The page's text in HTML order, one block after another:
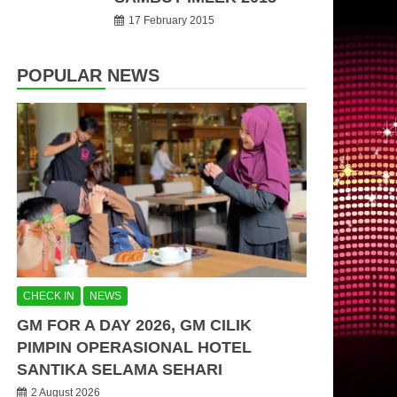
17 February 2015
POPULAR NEWS
CHECK IN NEWS
GM FOR A DAY 2026, GM CILIK
PIMPIN OPERASIONAL HOTEL
SANTIKA SELAMA SEHARI
2 August 2026